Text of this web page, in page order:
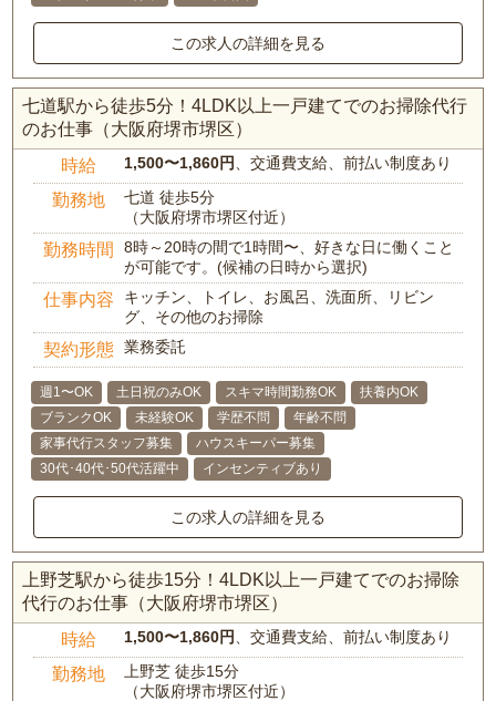
この求人の詳細を見る
七道駅から徒歩5分！4LDK以上一戸建てでのお掃除代行
のお仕事（大阪府堺市堺区）
時給 1,500〜1,860円 、交通費支給、前払い制度あり
勤務地
七道 徒歩5分
（大阪府堺市堺区付近）
勤務時間
8時～20時の間で1時間〜、好きな日に働くこと
が可能です。(候補の日時から選択)
仕事内容
キッチン、トイレ、お風呂、洗面所、リビン
グ、その他のお掃除
契約形態 業務委託
週1〜OK 土日祝のみOK スキマ時間勤務OK
扶養内OK
ブランクOK
未経験OK 学歴不問
年齢不問
家事代行スタッフ募集
ハウスキーパー募集
30代･40代･50代活躍中
インセンティブあり
この求人の詳細を見る
上野芝駅から徒歩15分！4LDK以上一戸建てでのお掃除
代行のお仕事（大阪府堺市堺区）
時給 1,500〜1,860円 、交通費支給、前払い制度あり
勤務地
上野芝 徒歩15分
（大阪府堺市堺区付近）